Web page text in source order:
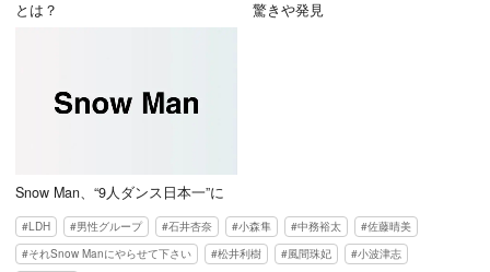
とは？
驚きや発見
Snow Man、“9人ダンス日本一”に
LDH 男性グループ 石井杏奈 小森隼 中務裕太
佐藤晴美
それSnow Manにやらせて下さい
松井利樹 風間珠妃
小波津志